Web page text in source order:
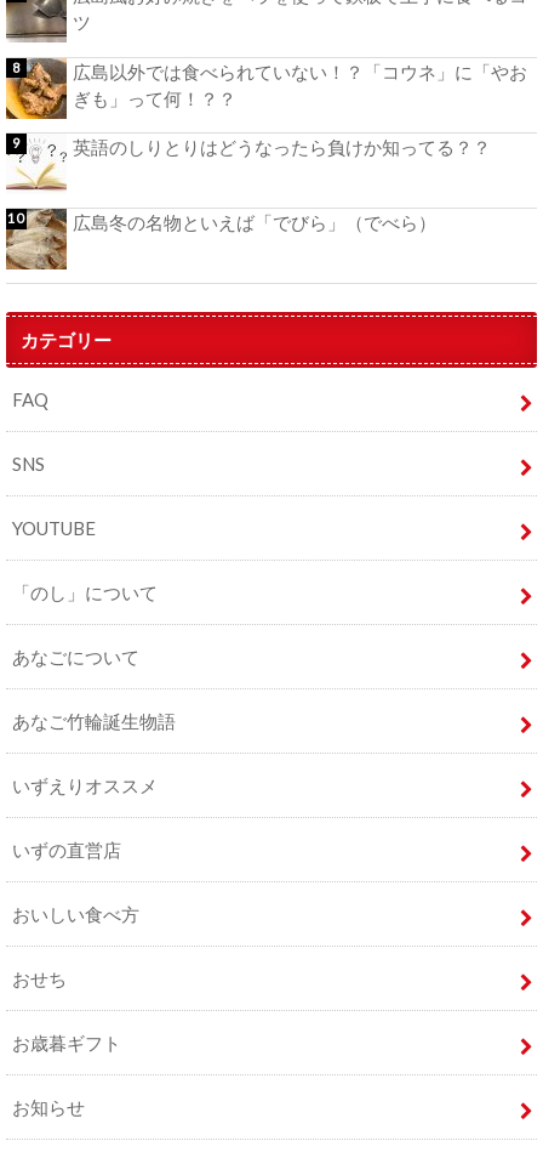
ツ
広島以外では食べられていない！？「コウネ」に「やお
ぎも」って何！？？
英語のしりとりはどうなったら負けか知ってる？？
広島冬の名物といえば「でびら」（でべら）
カテゴリー
FAQ
SNS
YOUTUBE
「のし」について
あなごについて
あなご竹輪誕生物語
いずえりオススメ
いずの直営店
おいしい食べ方
おせち
お歳暮ギフト
お知らせ